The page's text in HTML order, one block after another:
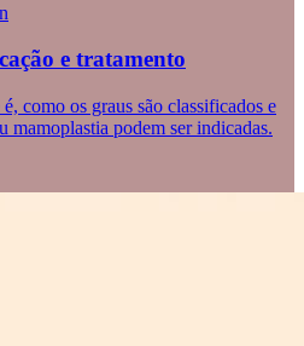
e tratamento
como os graus são classificados e
mamoplastia podem ser indicadas.